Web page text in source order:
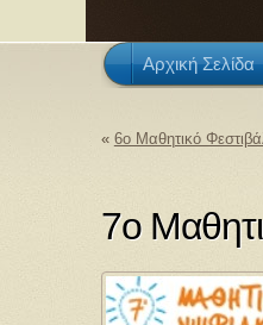
Αρχική Σελίδα
« 6ο Μαθητικό
7ο